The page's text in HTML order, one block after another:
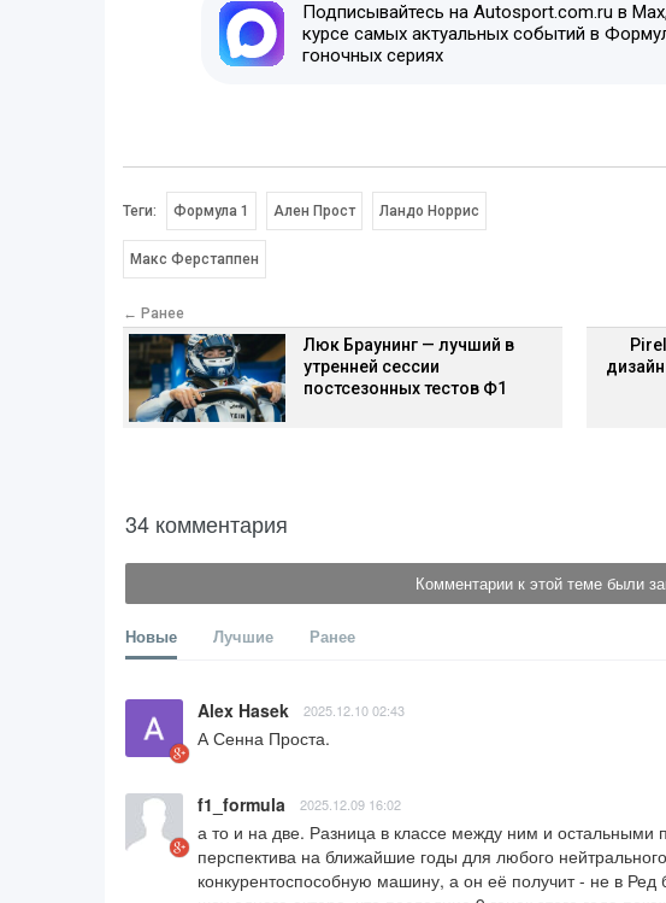
Подписывайтесь на Autosport.com.ru в
курсе самых актуальных событий в
гоночных сериях
Теги: Формула 1 Ален Прост Ландо Норрис
Макс Ферстаппен
← Ранее
Люк Браунинг — лучший в
утренней сессии
постсезонных тестов Ф1
34 комментария
Комментарии к этой теме были
Новые Лучшие Ранее
Alex Hasek 2025.12.10 02:43
А Сенна Проста.
f1_formula 2025.12.09 16:02
а то и на две. Разница в классе между ним и остальными
перспектива на ближайшие годы для любого
конкурентоспособную машину, а он её получит - не в Ред